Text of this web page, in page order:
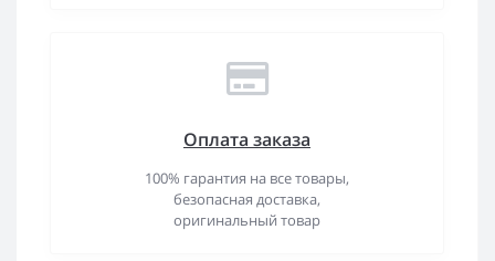
Оплата заказа
100% гарантия на все товары,
безопасная доставка,
оригинальный товар